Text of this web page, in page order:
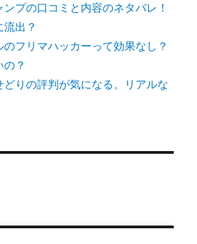
プの口コミと内容のネタバレ！
出？
フリマハッカーって効果なし？
？
どりの評判が気になる。リアルな